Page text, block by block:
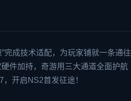
”完成技术适配，为玩家铺就一条通往
件加持，奇游用三大通道全面护航
开启NS2首发征途！